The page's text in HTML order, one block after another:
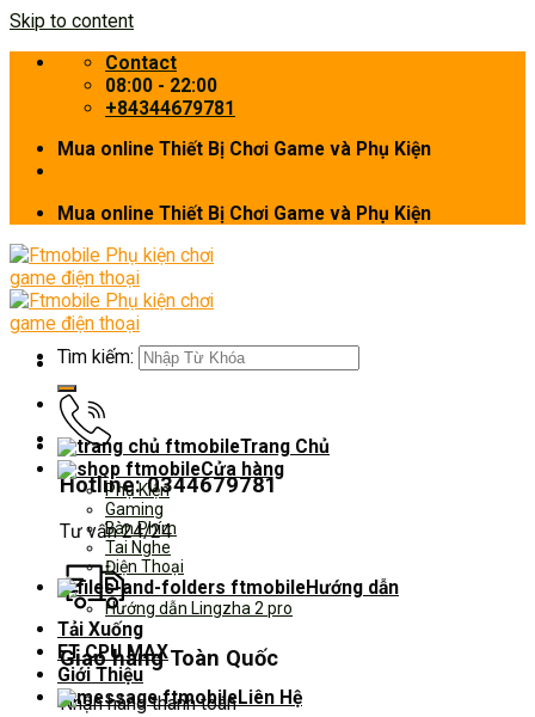
Skip to content
Contact
08:00 - 22:00
+84344679781
Mua online Thiết Bị Chơi Game và Phụ Kiện
Mua online Thiết Bị Chơi Game và Phụ Kiện
Hotline: 0344679781
Tư vấn 24/24
Giao hàng Toàn Quốc
Nhận hàng thanh toán
Tìm kiếm:
Trang Chủ
Cửa hàng
Phụ Kiện
Gaming
Bàn Phím
Tai Nghe
Điện Thoại
Hướng dẫn
Hướng dẫn Lingzha 2 pro
Tải Xuống
FT CPU MAX
Giới Thiệu
Liên Hệ